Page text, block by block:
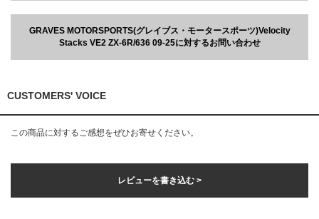
GRAVES MOTORSPORTS(グレイブス・モータースポーツ)Velocity
Stacks VE2 ZX-6R/636 09-25に対するお問い合わせ
CUSTOMERS' VOICE
この商品に対するご感想をぜひお寄せください。
レビューを書き込む >